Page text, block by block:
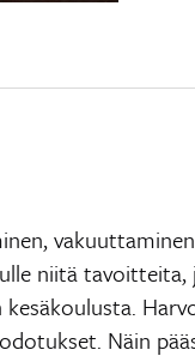
niitä tavoitteita,
kesäkoulusta.
Näin